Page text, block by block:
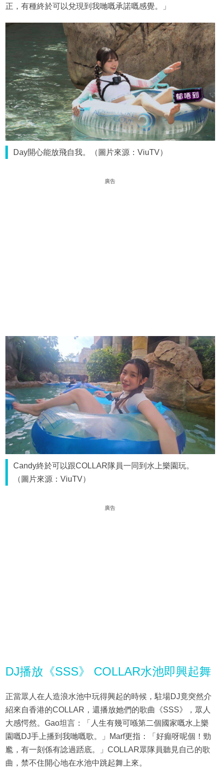
正，有種終於可以兌現到我哋嘅承諾嘅感覺。」
Day開心能放飛自我。（圖片來源：ViuTV）
廣告
Candy終於可以跟COLLAR隊員一同到水上樂園玩。
（圖片來源：ViuTV）
廣告
DJ播放《SSS》 COLLAR水池即興起舞
正當眾人在人造浪水池中玩得興起的時候，駐場DJ竟突然介
紹來自香港的COLLAR，還播放她們的歌曲《SSS》，眾人
大感愕然。Gao坦言：「人生有幾可喺第二個國家嘅水上樂
園嘅DJ手上播到我哋嘅歌。」Marf更指：「好癲呀呢個！勁
尷，有一刻係有諗過踎底。」COLLAR眾隊員聽見自己的歌
曲，禁不住開心地在水池中跳起舞上來。